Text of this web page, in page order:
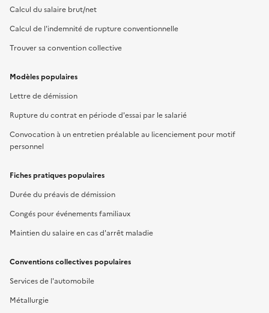
Calcul du salaire brut/net
Calcul de l'indemnité de rupture conventionnelle
Trouver sa convention collective
Modèles populaires
Lettre de démission
Rupture du contrat en période d'essai par le salarié
Convocation à un entretien préalable au licenciement pour motif
personnel
Fiches pratiques populaires
Durée du préavis de démission
Congés pour événements familiaux
Maintien du salaire en cas d'arrêt maladie
Conventions collectives populaires
Services de l'automobile
Métallurgie